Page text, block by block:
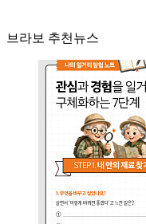
브라보 추천뉴스